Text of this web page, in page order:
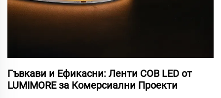
Гъвкави и Ефикасни: Ленти COB LED от
LUMIMORE за Комерсиални Проекти